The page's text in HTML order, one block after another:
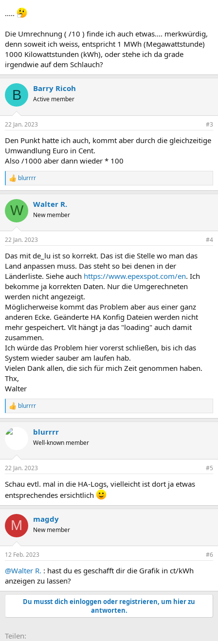
.....
Die Umrechnung ( /10 ) finde ich auch etwas.... merkwürdig,
denn soweit ich weiss, entspricht 1 MWh (Megawattstunde)
1000 Kilowattstunden (kWh), oder stehe ich da grade
irgendwie auf dem Schlauch?
B Barry Ricoh
Active member
22 Jan. 2023 #3
Den Punkt hatte ich auch, kommt aber durch die gleichzeitige
Umwandlung Euro in Cent.
Also /1000 aber dann wieder * 100
R
e
k
i
e
:
blurrrr
W Walter R.
New member
22 Jan. 2023 #4
Das mit de_lu ist so korrekt. Das ist die Stelle wo man das
Land anpassen muss. Das steht so bei denen in der
Länderliste. Siehe auch https://www.epexspot.com/en. Ich
bekomme ja korrekten Daten. Nur die Umgerechneten
werden nicht angezeigt.
Möglicherweise kommt das Problem aber aus einer ganz
anderen Ecke. Geänderte HA Konfig Dateien werden nicht
mehr gespeichert. Vlt hängt ja das "loading" auch damit
zusammen.
Ich würde das Problem hier vorerst schließen, bis ich das
System wieder sauber am laufen hab.
Vielen Dank allen, die sich für mich Zeit genommen haben.
Thx,
Walter
R
e
k
e
:
blurrrr
blurrrr
Well-known member
22 Jan. 2023 #5
Schau evtl. mal in die HA-Logs, vielleicht ist dort ja etwas
entsprechendes ersichtlich
M magdy
New member
12 Feb. 2023 #6
@Walter R. : hast du es geschafft dir die Grafik in ct/kWh
anzeigen zu lassen?
Du musst dich einloggen oder registrieren, um hier zu
antworten.
Teilen: